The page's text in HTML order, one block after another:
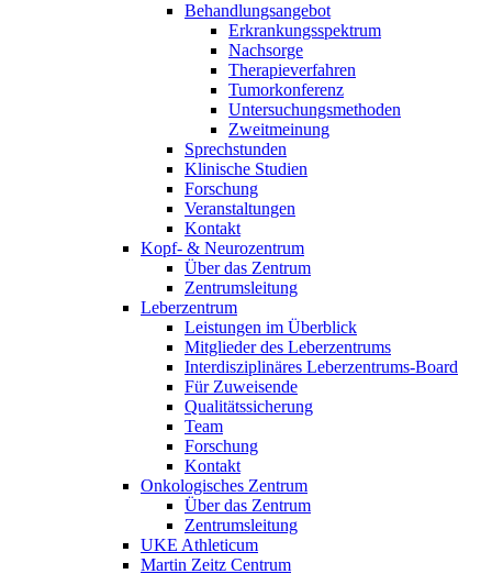
Behandlungsangebot
Erkrankungsspektrum
Nachsorge
Therapieverfahren
Tumorkonferenz
Untersuchungsmethoden
Zweitmeinung
Sprechstunden
Klinische Studien
Forschung
Veranstaltungen
Kontakt
Kopf- & Neurozentrum
Über das Zentrum
Zentrumsleitung
Leberzentrum
Leistungen im Überblick
Mitglieder des Leberzentrums
Interdisziplinäres Leberzentrums-Board
Für Zuweisende
Qualitätssicherung
Team
Forschung
Kontakt
Onkologisches Zentrum
Über das Zentrum
Zentrumsleitung
UKE Athleticum
Martin Zeitz Centrum